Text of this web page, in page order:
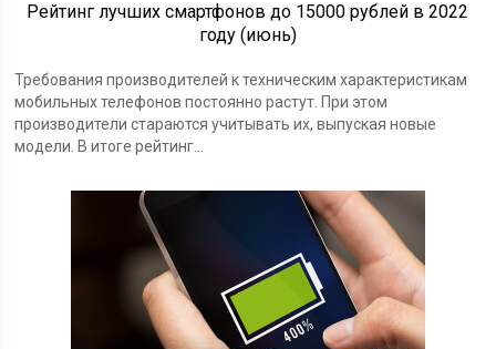
Рейтинг лучших смартфонов до 15000 рублей в 2022
году (июнь)
Требования производителей к техническим характеристикам
мобильных телефонов постоянно растут. При этом
производители стараются учитывать их, выпуская новые
модели. В итоге рейтинг...